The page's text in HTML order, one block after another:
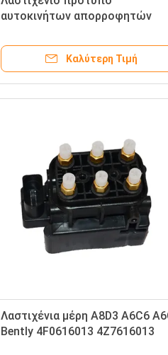
αυτοκινήτων απορροφητών
αέρα Audi χάλυβα για Audi
4Z7413031A
Καλύτερη Τιμή
Λαστιχένια μέρη A8D3 A6C6
Bently 4F0616013 4Z7616013